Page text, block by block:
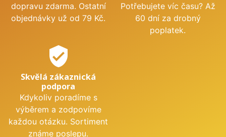
dopravu zdarma. Ostatní
objednávky už od 79 Kč.
Potřebujete víc času? Až
60 dní za drobný
poplatek.
verified_user
Skvělá zákaznická
podpora
Kdykoliv poradíme s
výběrem a zodpovíme
každou otázku. Sortiment
známe poslepu.